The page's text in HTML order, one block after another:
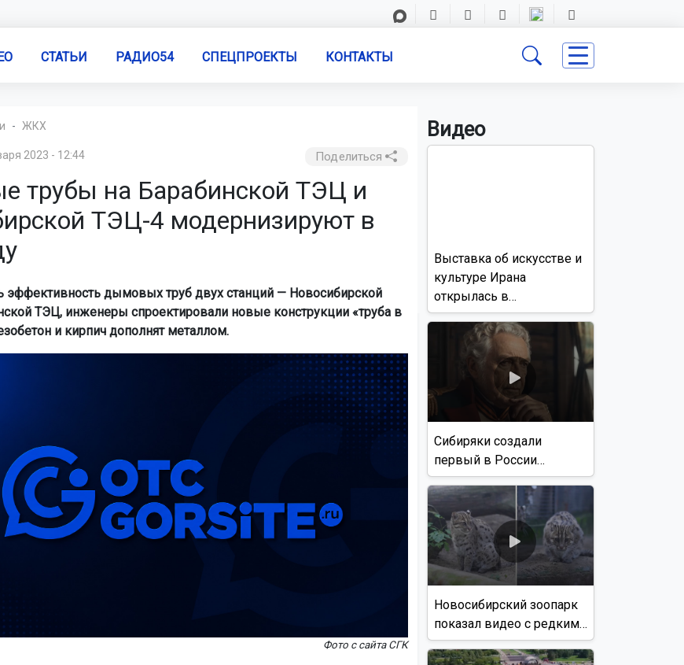
СТАТЬИ РАДИО54 СПЕЦПРОЕКТЫ КОНТАКТЫ
ЖКХ
2023 - 12:44 Поделиться
трубы на Барабинской ТЭЦ и
ТЭЦ-4 модернизируют в
эффективность дымовых труб двух станций — Новосибирской
ТЭЦ, инженеры спроектировали новые конструкции «труба в
и кирпич дополнят металлом.
Фото с сайта СГК
Видео
Выставка об искусстве и
культуре Ирана
открылась в
Новосибирске
Сибиряки создали
первый в России
документальный фильм
с использованием ИИ
Новосибирский зоопарк
показал видео с редким
виверровым котом